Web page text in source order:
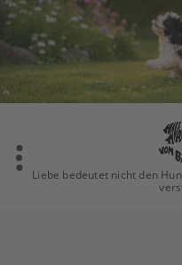
Zum
Inhalt
springen
Liebe bedeutet nicht den